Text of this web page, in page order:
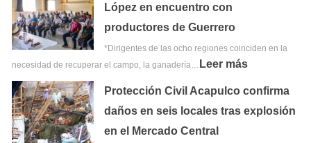
López en encuentro con
productores de Guerrero
*Dirigentes de las ocho regiones coinciden en la
necesidad de recuperar el campo, la ganadería…
Leer más
Protección Civil Acapulco confirma
daños en seis locales tras explosión
en el Mercado Central